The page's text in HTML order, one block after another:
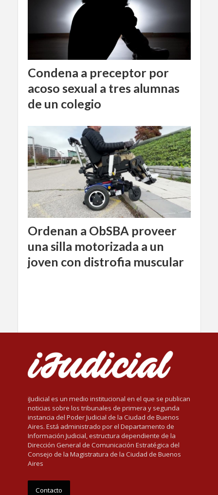
Condena a preceptor por
acoso sexual a tres alumnas
de un colegio
Ordenan a ObSBA proveer
una silla motorizada a un
joven con distrofia muscular
iJudicial es un medio institucional en el que se publican
noticias sobre los tribunales de primera y segunda
instancia del Poder Judicial de la Ciudad de Buenos
Aires. Está administrado por el Departamento de
Información Judicial, estructura dependiente de la
Dirección General de Comunicación Estratégica del
Consejo de la Magistratura de la Ciudad de Buenos
Aires
Contacto